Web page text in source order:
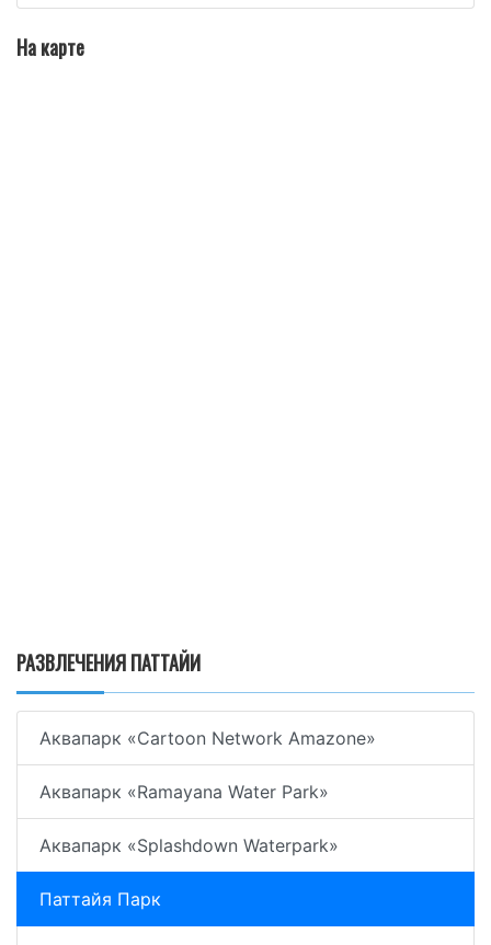
На карте
РАЗВЛЕЧЕНИЯ ПАТТАЙИ
Аквапарк «Cartoon Network Amazone»
Аквапарк «Ramayana Water Park»
Аквапарк «Splashdown Waterpark»
Паттайя Парк